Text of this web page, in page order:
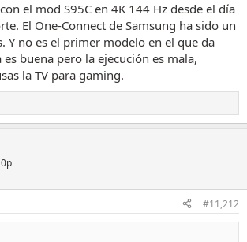
el mod S95C en 4K 144 Hz desde el día
El One-Connect de Samsung ha sido un
Y no es el primer modelo en el que da
buena pero la ejecución es mala,
la TV para gaming.
#11,212